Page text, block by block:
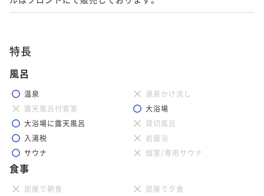
特長
風呂
温泉
源泉かけ流し
露天風呂付客室
大浴場
大浴場に露天風呂
貸切風呂
入湯税
岩盤浴
サウナ
個室/専用サウナ
食事
部屋で朝食 部屋で夕食